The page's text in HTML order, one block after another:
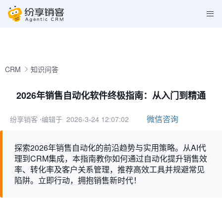
CRM 知识问答
2026年销售自动化软件终极指南：从入门到精通
纷享销客 ⋅编辑于 2026-3-24 12:07:02 微信咨询
探索2026年销售自动化的前沿趋势与实用策略。从AI代
理到CRM集成，本指南教你如何通过自动化提升销售效
率、转化率及客户关系管理，推荐高效工具并规避常见
陷阱。立即行动，拥抱销售新时代！